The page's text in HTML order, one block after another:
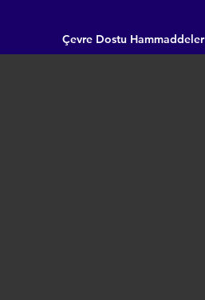
Çevre Dostu Hammaddeler